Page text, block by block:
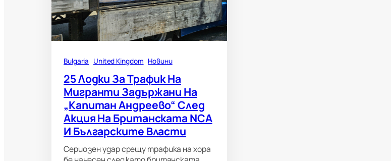
Bulgaria United Kingdom Новини
25 Лодки За Трафик На
Мигранти Задържани На
„Капитан Андреево“ След
Акция На Британската NCA
И Българските Власти
Сериозен удар срещу трафика на хора